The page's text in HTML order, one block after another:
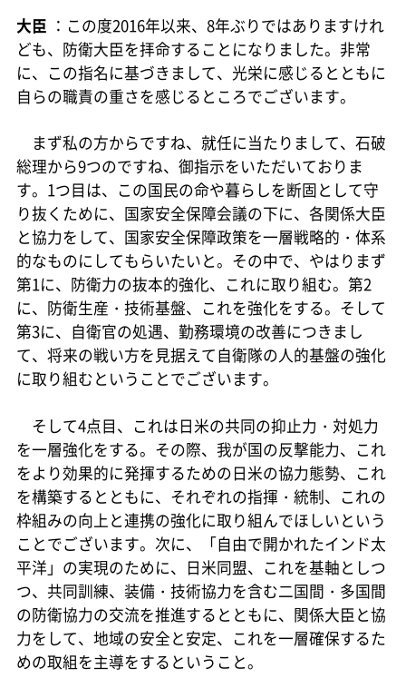
大臣 ：この度2016年以来、8年ぶりではありますけれ
ども、防衛大臣を拝命することになりました。非常
に、この指名に基づきまして、光栄に感じるとともに
自らの職責の重さを感じるところでございます。
まず私の方からですね、就任に当たりまして、石破
総理から9つのですね、御指示をいただいておりま
す。1つ目は、この国民の命や暮らしを断固として守
り抜くために、国家安全保障会議の下に、各関係大臣
と協力をして、国家安全保障政策を一層戦略的・体系
的なものにしてもらいたいと。その中で、やはりまず
第1に、防衛力の抜本的強化、これに取り組む。第2
に、防衛生産・技術基盤、これを強化をする。そして
第3に、自衛官の処遇、勤務環境の改善につきまし
て、将来の戦い方を見据えて自衛隊の人的基盤の強化
に取り組むということでございます。
そして4点目、これは日米の共同の抑止力・対処力
を一層強化をする。その際、我が国の反撃能力、これ
をより効果的に発揮するための日米の協力態勢、これ
を構築するとともに、それぞれの指揮・統制、これの
枠組みの向上と連携の強化に取り組んでほしいという
ことでございます。次に、「自由で開かれたインド太
平洋」の実現のために、日米同盟、これを基軸としつ
つ、共同訓練、装備・技術協力を含む二国間・多国間
の防衛協力の交流を推進するとともに、関係大臣と協
力をして、地域の安全と安定、これを一層確保するた
めの取組を主導をするということ。